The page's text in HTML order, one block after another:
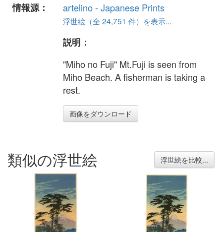
情報源：
artelino - Japanese Prints
浮世絵（全 24,751 件）を表示...
説明：
"Miho no Fuji" Mt.Fuji is seen from
Miho Beach. A fisherman is taking a
rest.
画像をダウンロード
類似の浮世絵 浮世絵を比較...